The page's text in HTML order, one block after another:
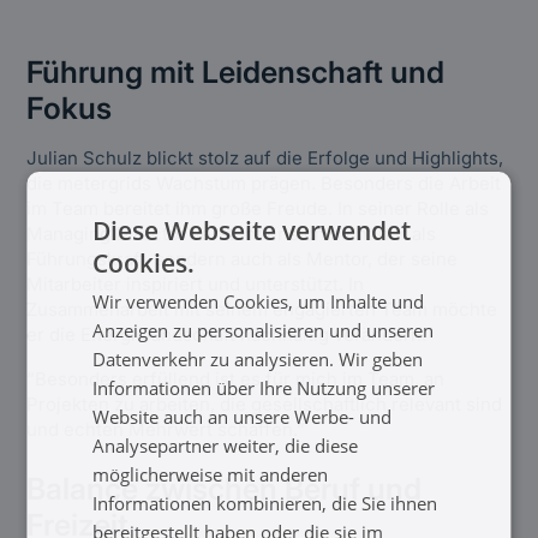
Führung mit Leidenschaft und
Fokus
Julian Schulz blickt stolz auf die Erfolge und Highlights,
die metergrids Wachstum prägen. Besonders die Arbeit
Managing Director versteht er sich nicht nur als
Führungskraft, sondern auch als Mentor, der seine
Zusammenarbeit mit seinem engagierten Team möchte
er die Energielandschaft nachhaltig verändern.
“Besonders erfüllend ist es für mich im Team, an
Projekten zu arbeiten, die gesellschaftlich relevant sind
und echten Mehrwert schaffen.”
Balance zwischen Beruf und
Freizeit
Diese Webseite verwendet
Cookies.
Wir verwenden Cookies, um Inhalte und
Anzeigen zu personalisieren und unseren
Datenverkehr zu analysieren. Wir geben
Informationen über Ihre Nutzung unserer
Website auch an unsere Werbe- und
Analysepartner weiter, die diese
möglicherweise mit anderen
Informationen kombinieren, die Sie ihnen
bereitgestellt haben oder die sie im